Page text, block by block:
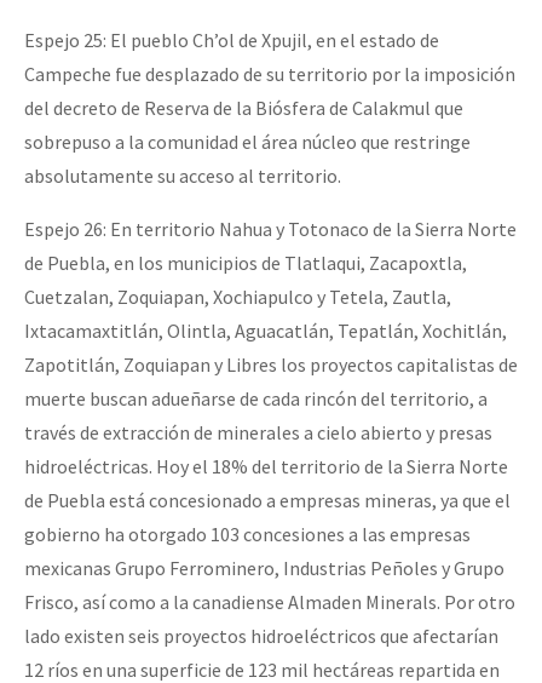
Espejo 25: El pueblo Ch’ol de Xpujil, en el estado de
Campeche fue desplazado de su territorio por la imposición
del decreto de Reserva de la Biósfera de Calakmul que
sobrepuso a la comunidad el área núcleo que restringe
absolutamente su acceso al territorio.
Espejo 26: En territorio Nahua y Totonaco de la Sierra Norte
de Puebla, en los municipios de Tlatlaqui, Zacapoxtla,
Cuetzalan, Zoquiapan, Xochiapulco y Tetela, Zautla,
Ixtacamaxtitlán, Olintla, Aguacatlán, Tepatlán, Xochitlán,
Zapotitlán, Zoquiapan y Libres los proyectos capitalistas de
muerte buscan adueñarse de cada rincón del territorio, a
través de extracción de minerales a cielo abierto y presas
hidroeléctricas. Hoy el 18% del territorio de la Sierra Norte
de Puebla está concesionado a empresas mineras, ya que el
gobierno ha otorgado 103 concesiones a las empresas
mexicanas Grupo Ferrominero, Industrias Peñoles y Grupo
Frisco, así como a la canadiense Almaden Minerals. Por otro
lado existen seis proyectos hidroeléctricos que afectarían
12 ríos en una superficie de 123 mil hectáreas repartida en